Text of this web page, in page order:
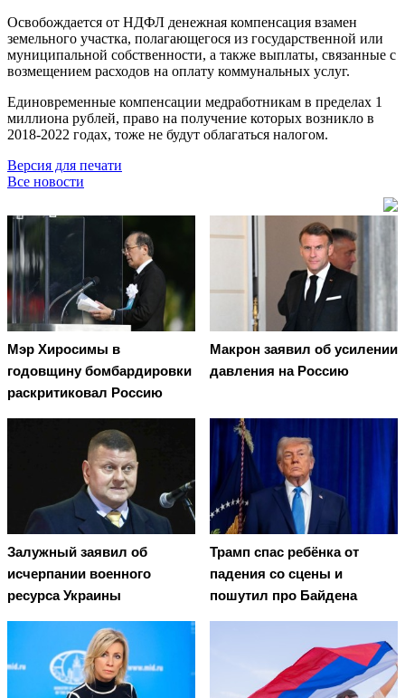
Освобождается от НДФЛ денежная компенсация взамен
земельного участка, полагающегося из государственной или
муниципальной собственности, а также выплаты, связанные с
возмещением расходов на оплату коммунальных услуг.
Единовременные компенсации медработникам в пределах 1
миллиона рублей, право на получение которых возникло в
2018-2022 годах, тоже не будут облагаться налогом.
Версия для печати
Все новости
Мэр Хиросимы в
годовщину бомбардировки
раскритиковал Россию
Макрон заявил об усилении
давления на Россию
Залужный заявил об
исчерпании военного
ресурса Украины
Трамп спас ребёнка от
падения со сцены и
пошутил про Байдена